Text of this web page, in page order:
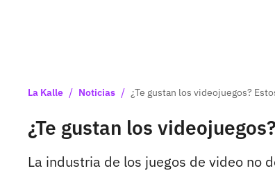
La Kalle / Noticias / ¿Te gustan los videojuegos?
¿Te gustan los
La industria de los juegos de video no